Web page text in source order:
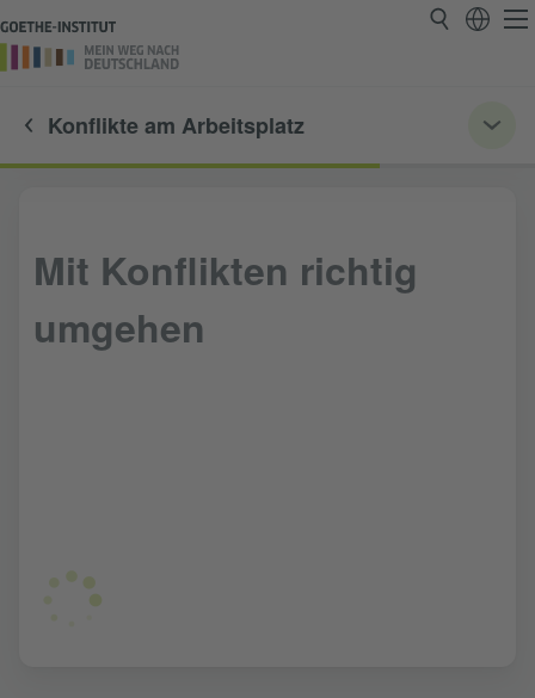
Konflikte am Arbeitsplatz
Mit Konflikten richtig
umgehen